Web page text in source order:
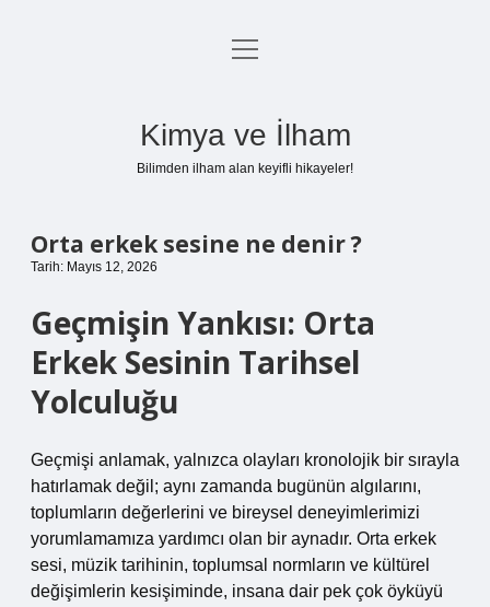
Anasayfa
menüyü
Kimya ve İlham
Bilimden ilham alan keyifli hikayeler!
Orta erkek sesine ne denir ?
Tarih: Mayıs 12, 2026
Geçmişin Yankısı: Orta
Erkek Sesinin Tarihsel
Yolculuğu
Geçmişi anlamak, yalnızca olayları kronolojik bir sırayla
hatırlamak değil; aynı zamanda bugünün algılarını,
toplumların değerlerini ve bireysel deneyimlerimizi
yorumlamamıza yardımcı olan bir aynadır. Orta erkek
sesi, müzik tarihinin, toplumsal normların ve kültürel
değişimlerin kesişiminde, insana dair pek çok öyküyü